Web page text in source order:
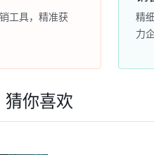
工具，精准获
精
力
猜你喜欢